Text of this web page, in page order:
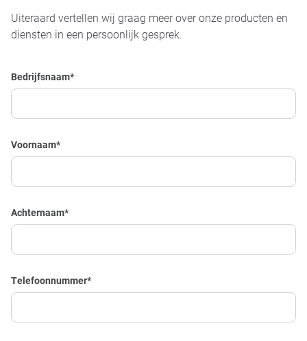
Uiteraard vertellen wij graag meer over onze producten en
diensten in een persoonlijk gesprek.
Bedrijfsnaam*
Voornaam*
Achternaam*
Telefoonnummer*